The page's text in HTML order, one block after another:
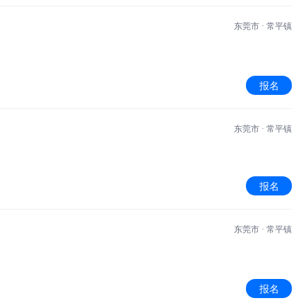
东莞市 · 常平镇
报名
东莞市 · 常平镇
报名
东莞市 · 常平镇
报名